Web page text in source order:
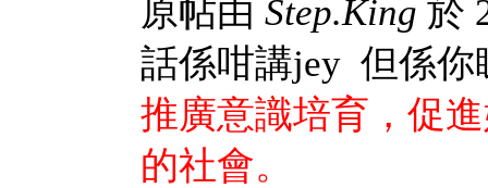
原帖由 Step.King 於
話係咁講jey 但係你
推廣意識培育，促
的社會。